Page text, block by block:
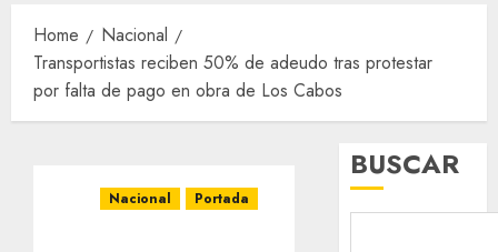
Home
Nacional
Transportistas reciben 50% de adeudo tras protestar
por falta de pago en obra de Los Cabos
Nacional Portada
BUSCAR